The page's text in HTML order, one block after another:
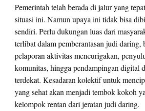
Pemerintah telah berada di jalur yang
situasi ini. Namun upaya ini tidak bisa
sendiri. Perlu dukungan luas dari
terlibat dalam pemberantasan judi daring,
pelaporan aktivitas mencurigakan,
komunitas, hingga pendampingan digital
terdekat. Kesadaran kolektif untuk
yang sehat akan menjadi tembok kokoh
kelompok rentan dari jeratan judi daring.